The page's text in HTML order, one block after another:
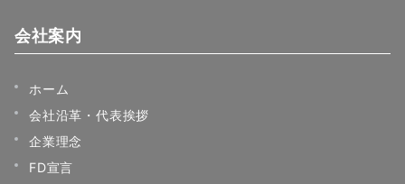
会社案内
ホーム
会社沿革・代表挨拶
企業理念
FD宣言